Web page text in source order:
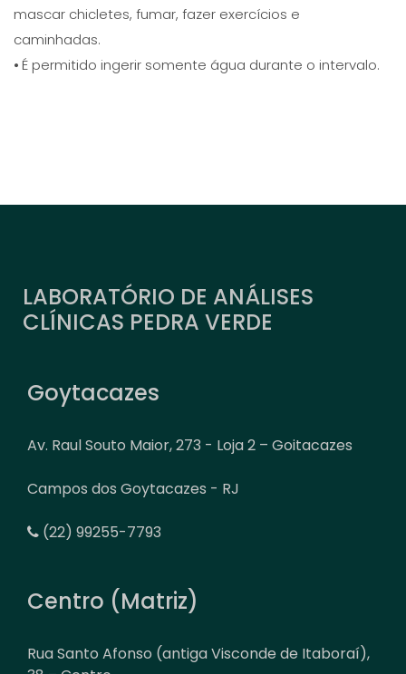
mascar chicletes, fumar, fazer exercícios e
caminhadas.
⦁ É permitido ingerir somente água durante o intervalo.
LABORATÓRIO DE ANÁLISES
CLÍNICAS PEDRA VERDE
Goytacazes
Av. Raul Souto Maior, 273 - Loja 2 – Goitacazes
Campos dos Goytacazes - RJ
(22) 99255-7793
Centro (Matriz)
Rua Santo Afonso (antiga Visconde de Itaboraí),